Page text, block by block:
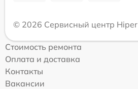
© 2026 Сервисный центр Hiper
Стоимость ремонта
Оплата и доставка
Контакты
Вакансии